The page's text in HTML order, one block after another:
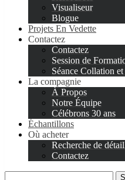
Visualiseur
Blogue
Projets En Vedette
Contactez
Contactez
Session de
Séance Collation
La compagnie
À Propos
Notre Équipe
Célébrons 30 ans
Échantillons
Où acheter
Recherche de
Contactez